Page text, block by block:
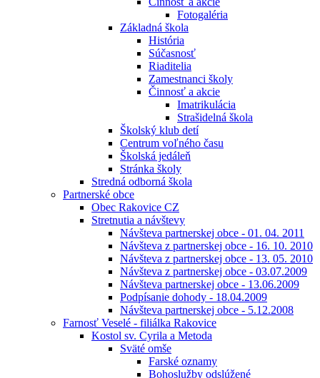
Fotogaléria
Základná škola
História
Súčasnosť
Riaditelia
Zamestnanci školy
Činnosť a akcie
Imatrikulácia
Strašidelná škola
Školský klub detí
Centrum voľného času
Školská jedáleň
Stránka školy
Stredná odborná škola
Partnerské obce
Obec Rakovice CZ
Stretnutia a návštevy
Návšteva partnerskej obce - 01. 04. 2011
Návšteva z partnerskej obce - 16. 10. 2010
Návšteva z partnerskej obce - 13. 05. 2010
Návšteva z partnerskej obce - 03.07.2009
Návšteva partnerskej obce - 13.06.2009
Podpísanie dohody - 18.04.2009
Návšteva partnerskej obce - 5.12.2008
Farnosť Veselé - filiálka Rakovice
Kostol sv. Cyrila a Metoda
Sväté omše
Farské oznamy
Bohoslužby odslúžené